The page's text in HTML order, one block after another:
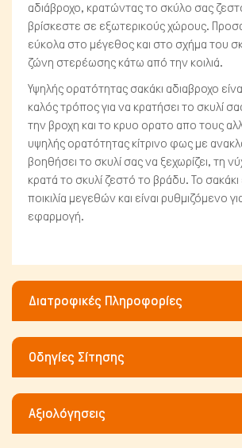
Μικρά ζώα
αδιάβροχο, κρατώντας το σκύλο σας
βρίσκεστε σε εξωτερικούς χώρους.
εύκολα στο μέγεθος και στο σχήμα του
ζώνη στερέωσης κάτω από την κοιλιά.
Υψηλής ορατότητας σακάκι αδιαβροχο
καλός τρόπος για να κρατήσει το σκυλί
την βροχη και το κρυο ορατο απο τους
υψηλής ορατότητας κίτρινο φως με
βοηθήσει το σκυλί σας να ξεχωρίζει, τη
κρατά το σκυλί ζεστό το βράδυ. Το σακάκι
ποικιλία μεγεθών και είναι ρυθμιζόμενο
εφαρμογή.
Διατροφικές Πληροφορίες
Οδηγίες Σίτησης
Αξιολόγησεις